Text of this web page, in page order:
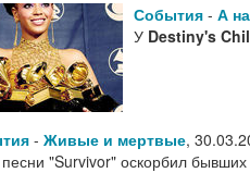
События - А
У Destiny's
- Живые и мертвые,
песни "Survivor" оскорбил